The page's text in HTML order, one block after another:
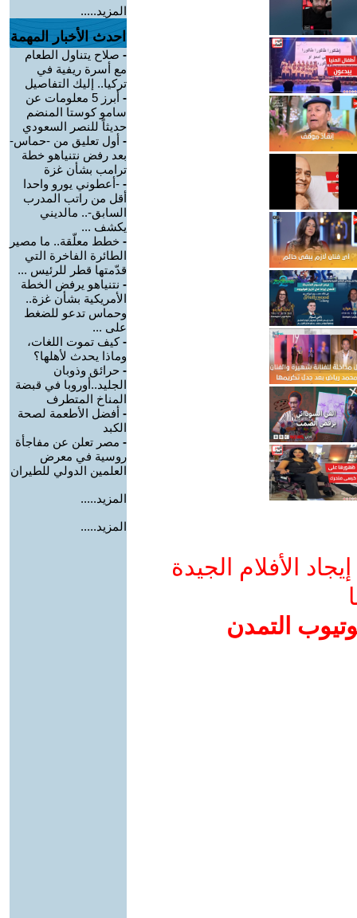
الأفلام الجيدة
التمدن
المزيد.....
احدث الأخبار المهمة
- صلاح يتناول الطعام
مع أسرة ريفية في
تركيا.. إليك التفاصيل
-
أبرز 5 معلومات عن
سامو كوستا المنضم
حديثاً للنصر السعودي
- أول تعليق من -حماس-
بعد رفض نتنياهو خطة
ترامب بشأن غزة
- -أعطوني يورو واحدا
أقل من راتب المدرب
السابق-.. مالديني
يكشف ...
- خطط معلّقة.. ما مصير
الطائرة الفاخرة التي
قدّمتها قطر للرئيس ...
- نتنياهو يرفض الخطة
الأمريكية بشأن غزة..
وحماس تدعو للضغط
على ...
-كيف تموت اللغات،
وماذا يحدث لأهلها؟
- حرائق وذوبان
الجليد..أوروبا في قبضة
المناخ المتطرف
- أفضل الأطعمة لصحة
الكبد
- مصر تعلن عن مفاجأة
روسية في معرض
العلمين الدولي للطيران
المزيد.....
المزيد.....